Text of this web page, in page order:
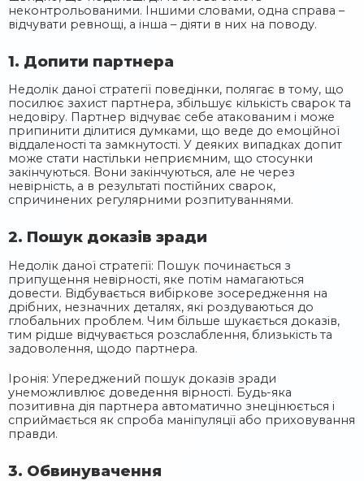
неконтрольованими. Іншими словами, одна справа –
відчувати ревнощі, а інша – діяти в них на поводу.
1. Допити партнера
Недолік даної стратегії поведінки, полягає в тому, що
посилює захист партнера, збільшує кількість сварок та
недовіру. Партнер відчуває себе атакованим і може
припинити ділитися думками, що веде до емоційної
віддаленості та замкнутості. У деяких випадках допит
може стати настільки неприємним, що стосунки
закінчуються. Вони закінчуються, але не через
невірність, а в результаті постійних сварок,
спричинених регулярними розпитуваннями.
2. Пошук доказів зради
Недолік даної стратегії: Пошук починається з
припущення невірності, яке потім намагаються
довести. Відбувається вибіркове зосередження на
дрібних, незначних деталях, які роздуваються до
глобальних проблем. Чим більше шукається доказів,
тим рідше відчувається розслаблення, близькість та
задоволення, щодо партнера.
Іронія: Упереджений пошук доказів зради
унеможливлює доведення вірності. Будь-яка
позитивна дія партнера автоматично знецінюється і
сприймається як спроба маніпуляції або приховування
правди.
3. Обвинувачення